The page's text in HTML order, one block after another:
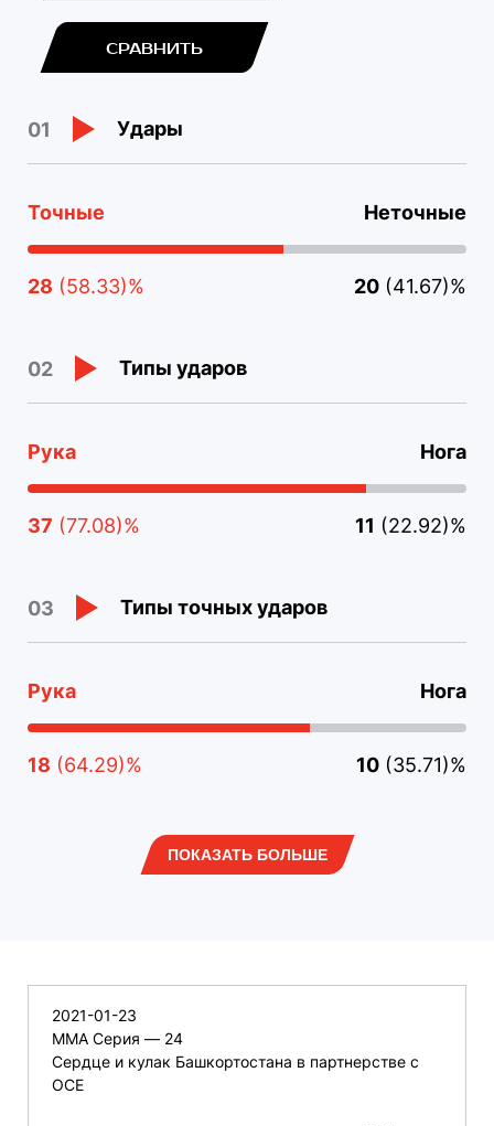
СРАВНИТЬ
01 Удары
Точные Неточные
28 (58.33)% 20 (41.67)%
02 Типы ударов
Рука Нога
37 (77.08)% 11 (22.92)%
03 Типы точных ударов
Рука Нога
18 (64.29)% 10 (35.71)%
ПОКАЗАТЬ БОЛЬШЕ
2021-01-23
ММА Серия — 24
Сердце и кулак Башкортостана в партнерстве с
ОСЕ